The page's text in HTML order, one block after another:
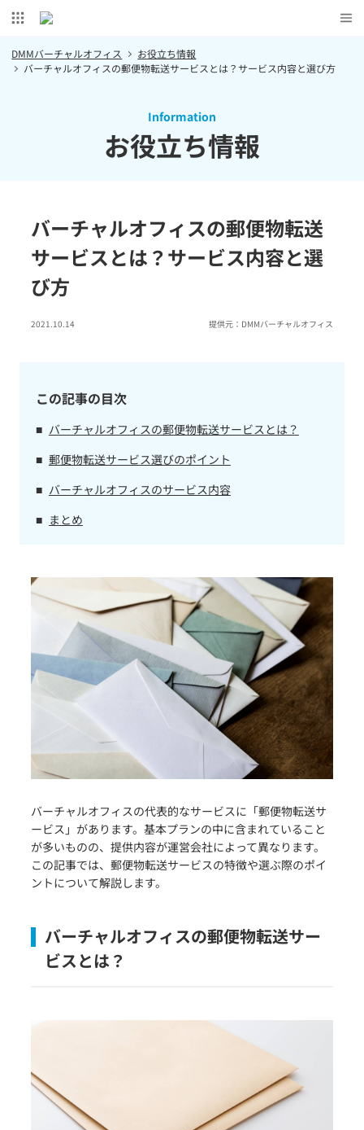
DMMバーチャルオフィス
お役立ち情報
バーチャルオフィスの郵便物転送サービスとは？サービス内容と選び方
Information
お役立ち情報
バーチャルオフィスの郵便物転送
サービスとは？サービス内容と選
び方
2021.10.14 提供元： DMMバーチャルオフィス
この記事の目次
バーチャルオフィスの郵便物転送サービスとは？
郵便物転送サービス選びのポイント
バーチャルオフィスのサービス内容
まとめ
バーチャルオフィスの代表的なサービスに「郵便物転送サ
ービス」があります。基本プランの中に含まれていること
が多いものの、提供内容が運営会社によって異なります。
この記事では、郵便物転送サービスの特徴や選ぶ際のポイ
ントについて解説します。
バーチャルオフィスの郵便物転送サー
ビスとは？